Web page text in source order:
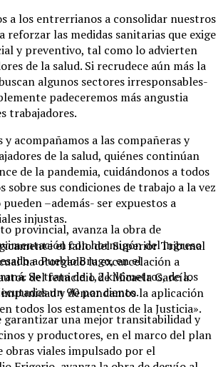
a los entrerrianos a consolidar nuestros
reforzar las medidas sanitarias que exige
y preventivo, tal como lo advierten
de la salud. Si recrudece aún más la
algunos sectores irresponsables-
padeceremos más angustia
trabajadores.
y acompañamos a las compañeras y
de la salud, quiénes continúan
de la pandemia, cuidándonos a todos
sobre sus condiciones de trabajo a la vez
–además- ser expuestos a
injustas.
el fallo del Superior Tribunal
ha otorgado la excarcelación a
del femicidio de Micaela García.
y demandamos la aplicación
todos los estamentos de la Justicia».
provincial, avanza la obra de
con hormigón del ingreso
a Pueblo Brugo, en el
Se trata de 1,2 kilómetros, de los
un 90 por ciento.
garantizar una mejor transitabilidad y
y productores, en el marco del plan
obras viales impulsado por el